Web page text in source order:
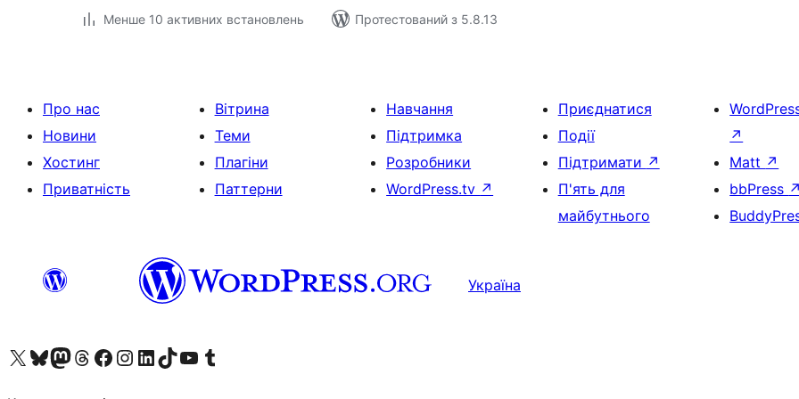
Менше 10 активних встановлень
Протестований з 5.8.13
Про нас
Новини
Хостинг
Приватність
Вітрина
Теми
Плагіни
Паттерни
Навчання
Підтримка
Розробники
WordPress.tv ↗
Приєднатися
Події
Підтримати ↗
П'ять для
майбутнього
↗
Matt ↗
bbPress ↗
Україна
Visit our X (formerly Twitter) account
Visit our Bluesky account
Завітайте до нашої стрічки в Mastodon
Visit our Threads account
Завітайте на нашу сторінку в Facebook
Visit our Instagram account
Visit our LinkedIn account
Visit our TikTok account
Visit our YouTube channel
Visit our Tumblr account